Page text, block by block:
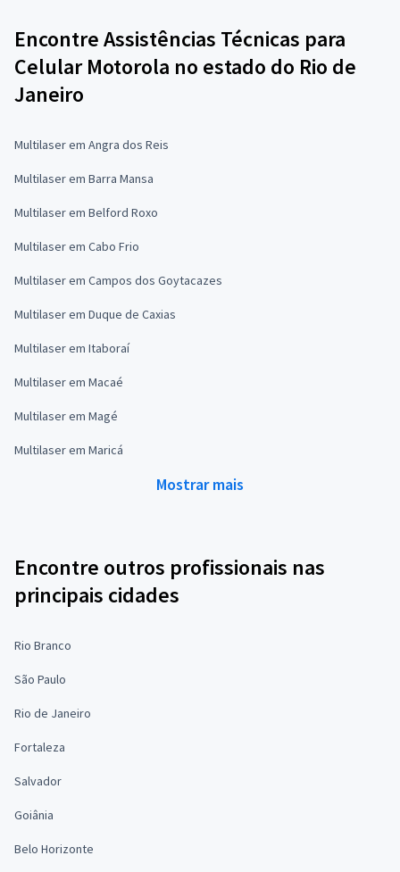
Encontre Assistências Técnicas para
Celular Motorola no estado do Rio de
Janeiro
Multilaser em Angra dos Reis
Multilaser em Barra Mansa
Multilaser em Belford Roxo
Multilaser em Cabo Frio
Multilaser em Campos dos Goytacazes
Multilaser em Duque de Caxias
Multilaser em Itaboraí
Multilaser em Macaé
Multilaser em Magé
Multilaser em Maricá
Mostrar mais
Encontre outros profissionais nas
principais cidades
Rio Branco
São Paulo
Rio de Janeiro
Fortaleza
Salvador
Goiânia
Belo Horizonte